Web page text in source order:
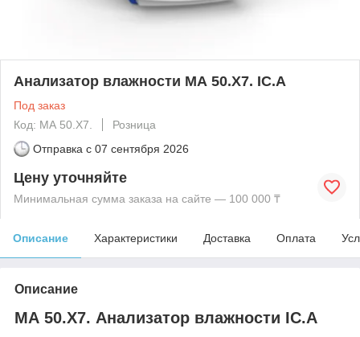
Анализатор влажности МА 50.Х7. IC.A
Под заказ
Код: МА 50.Х7.
Розница
Отправка с 07 сентября 2026
Цену уточняйте
Минимальная сумма заказа на сайте — 100 000 ₸
Описание Характеристики Доставка Оплата
Описание
МА 50.Х7. Анализатор влажности IC.A